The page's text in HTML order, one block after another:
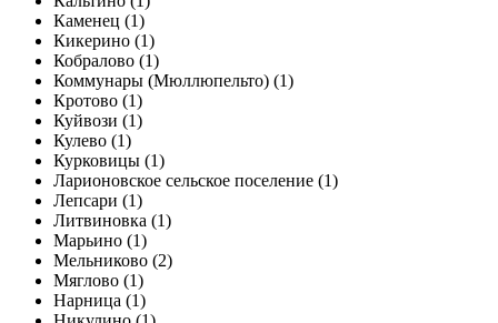
Каменец (1)
Кикерино (1)
Кобралово (1)
Коммунары (Мюллюпельто) (1)
Кротово (1)
Куйвози (1)
Кулево (1)
Курковицы (1)
Ларионовское сельское поселение (1)
Лепсари (1)
Литвиновка (1)
Марьино (1)
Мельниково (2)
Мяглово (1)
Нарница (1)